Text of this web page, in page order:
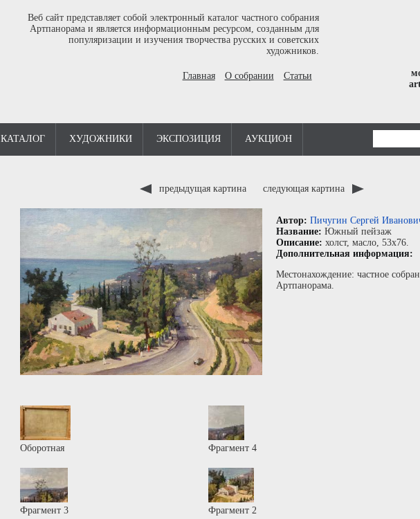
Веб сайт представляет собой электронный каталог частного собрания
Артпанорама и является информационным ресурсом, созданным для
популяризации и изучения творчества русских и советских
художников.
Главная О собрании Статьи
КАТАЛОГ ХУДОЖНИКИ ЭКСПОЗИЦИЯ АУКЦИОН
предыдущая картина следующая картина
Автор: Пичугин Сергей
Название: Южный пейзаж
Описание: холст, масло, 53x76.
Дополнительная информация:
Местонахождение: частное
Артпанорама.
Оборотная Фрагмент 4
Фрагмент 3 Фрагмент 2